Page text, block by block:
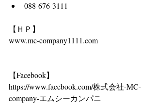
088-676-3111
【ＨＰ】
www.mc-company1111.com
【Facebook】
https://www.facebook.com/株式会社-MC-
company-エムシーカンパニ